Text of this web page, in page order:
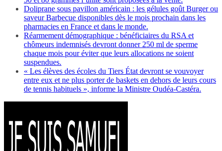
Doliprane sous pavillon américain : les gélules goût Burger ou
saveur Barbecue disponibles dès le mois prochain dans les
pharmacies en France et dans le monde.
Réarmement démographique : bénéficiaires du RSA et
chômeurs indemnisés devront donner 250 ml de sperme
chaque mois pour éviter que leurs allocations ne soient
suspendues.
« Les élèves des écoles du Tiers État devront se vouvoyer
entre eux et ne plus porter de baskets en dehors de leurs cours
de tennis habituels », informe la Ministre Oudéa-Castéra.